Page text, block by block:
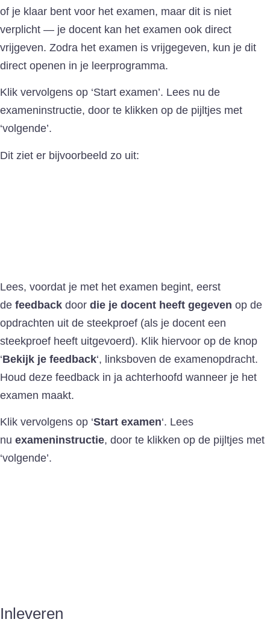
of je klaar bent voor het examen, maar dit is niet
verplicht — je docent kan het examen ook direct
vrijgeven. Zodra het examen is vrijgegeven, kun je dit
direct openen in je leerprogramma.
Klik vervolgens op ‘Start examen’. Lees nu de
exameninstructie, door te klikken op de pijltjes met
‘volgende’.
Dit ziet er bijvoorbeeld zo uit:
Lees, voordat je met het examen begint, eerst
de feedback door die je docent heeft gegeven op de
opdrachten uit de steekproef (als je docent een
steekproef heeft uitgevoerd). Klik hiervoor op de knop
‘Bekijk je feedback‘, linksboven de examenopdracht.
Houd deze feedback in ja achterhoofd wanneer je het
examen maakt.
Klik vervolgens op ‘Start examen‘. Lees
nu exameninstructie, door te klikken op de pijltjes met
‘volgende’.
Inleveren